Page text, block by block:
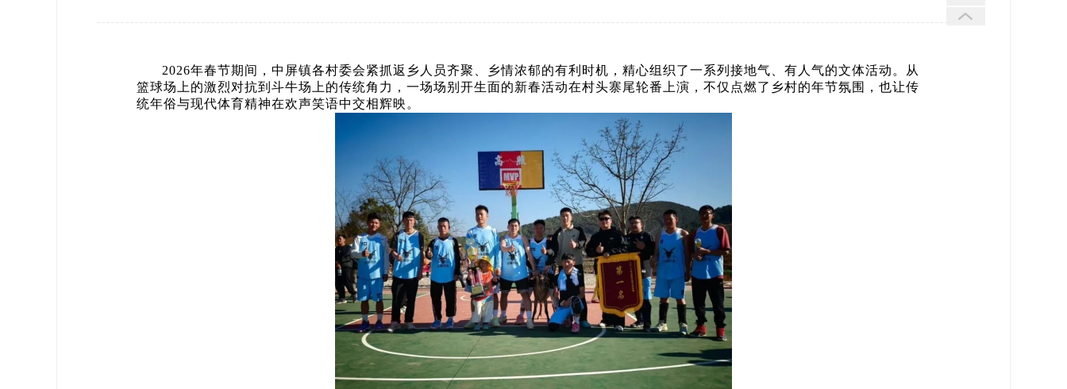
2026年春节期间，中屏镇各村委会紧抓返乡人员齐聚、乡情浓郁的有利时机，精心组织了一系列接地气、有人气的文体活动。从
篮球场上的激烈对抗到斗牛场上的传统角力，一场场别开生面的新春活动在村头寨尾轮番上演，不仅点燃了乡村的年节氛围，也让传
统年俗与现代体育精神在欢声笑语中交相辉映。